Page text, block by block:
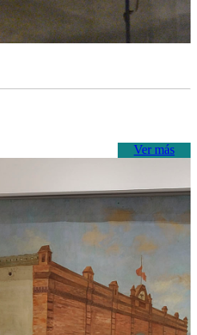
Ver más